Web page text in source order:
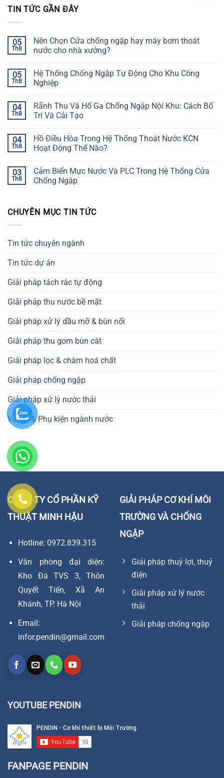
TIN TỨC GẦN ĐÂY
05
Th8
Nên Chọn Cửa chống ngập hay máy bơm thoát
nước cho nhà xưởng?
05
Th8
Hệ Thống Chống Ngập Tự Động Cho Khu Công
Nghiệp
04
Th8
Rãnh Thu Và Hố Ga Chống Ngập Nội Khu: Cách Bố
Trí Và Cải Tạo
04
Th8
Hồ Điều Hòa Trong Hệ Thống Thoát Nước KCN
Hoạt Động Thế Nào?
03
Th8
Cảm Biến Mực Nước Và PLC Trong Hệ Thống Cửa
Chống Ngập
CHUYÊN MỤC TIN TỨC
Tin tức chuyên ngành
Tin tức dự án
Giải pháp tách rác tự động
Giải pháp thu nước bề mặt
Giải pháp xử lý dầu mỡ & bùn nổi
Giải pháp thu gom bùn cát
Giải pháp lọc & châm hoá chất
Giải pháp chống ngập
Giải pháp xử lý nước thải
Vật tư & Phụ kiện ngành nước
CÔNG TY CỔ PHẦN KỸ
THUẬT MINH HẬU
Hotline: 0972.839.315
Văn phòng đại diện:
Kho Đá TVS 3, Thôn
Quyết Tiến, Xã An
Khánh, TP. Hà Nội
Email:
infor.pendin@gmail.com
GIẢI PHÁP CƠ KHÍ MÔI
TRƯỜNG VÀ CHỐNG
NGẬP
Giải pháp thuỷ lợi, thuỷ
điện
Giải pháp xử lý nước
thải
Giải pháp chống ngập
YOUTUBE PENDIN
FANPAGE PENDIN